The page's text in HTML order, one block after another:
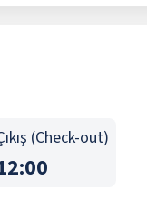
(Check-out)